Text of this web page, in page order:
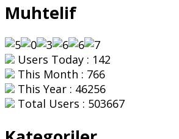
Muhtelif
Users Today : 142
This Month : 766
This Year : 46256
Total Users : 503667